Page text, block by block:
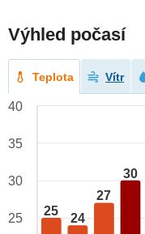
Výhled počasí
Teplota Vítr
25
24
27
30
40
35
30
25